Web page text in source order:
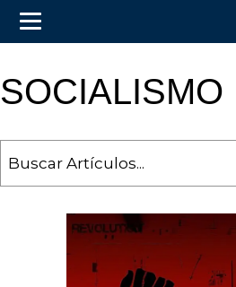
SOCIALISMO